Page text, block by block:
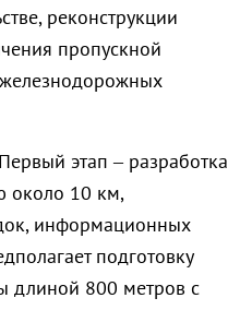
реконструкции
пропускной
этап – разработка
около 10 км,
информационных
подготовку
длиной 800 метров с